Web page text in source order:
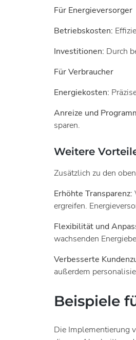
Für Energieversorger
Betriebskosten:
Investitionen: Durch
Für Verbraucher
Energiekosten:
Anreize und
sparen.
Weitere
Zusätzlich zu den
Erhöhte Transparenz:
ergreifen.
Flexibilität und
wachsenden
Verbesserte
außerdem
Beispiele
Die Implementierung